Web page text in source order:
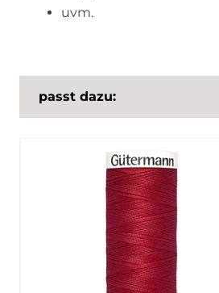
uvm.
passt dazu: